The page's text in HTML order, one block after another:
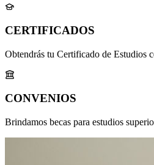
CERTIFICADOS
Obtendrás tu Certificado de Estudios
CONVENIOS
Brindamos becas para estudios